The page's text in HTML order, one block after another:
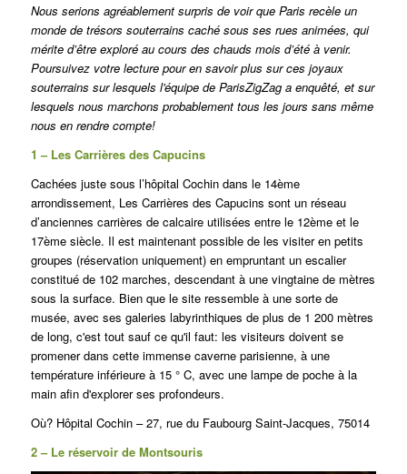
Nous serions agréablement surpris de voir que Paris recèle un
monde de trésors souterrains caché sous ses rues animées, qui
mérite d’être exploré au cours des chauds mois d’été à venir.
Poursuivez votre lecture pour en savoir plus sur ces joyaux
souterrains sur lesquels l'équipe de ParisZigZag a enquêté, et sur
lesquels nous marchons probablement tous les jours sans même
nous en rendre compte!
1 – Les Carrières des Capucins
Cachées juste sous l’hôpital Cochin dans le 14ème
arrondissement, Les Carrières des Capucins sont un réseau
d’anciennes carrières de calcaire utilisées entre le 12ème et le
17ème siècle. Il est maintenant possible de les visiter en petits
groupes (réservation uniquement) en empruntant un escalier
constitué de 102 marches, descendant à une vingtaine de mètres
sous la surface. Bien que le site ressemble à une sorte de
musée, avec ses galeries labyrinthiques de plus de 1 200 mètres
de long, c'est tout sauf ce qu'il faut: les visiteurs doivent se
promener dans cette immense caverne parisienne, à une
température inférieure à 15 ° C, avec une lampe de poche à la
main afin d'explorer ses profondeurs.
Où? Hôpital Cochin – 27, rue du Faubourg Saint-Jacques, 75014
2 – Le réservoir de Montsouris